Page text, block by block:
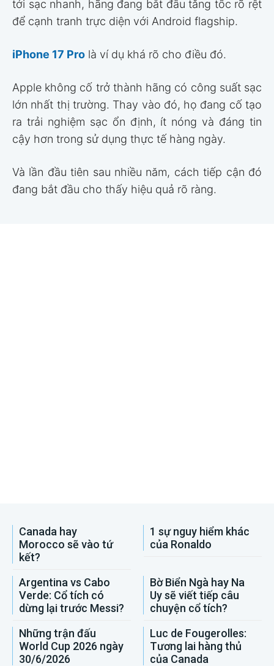
tới sạc nhanh, hãng đang bắt đầu tăng tốc rõ rệt
để cạnh tranh trực diện với Android flagship.
iPhone 17 Pro là ví dụ khá rõ cho điều đó.
Apple không cố trở thành hãng có công suất sạc
lớn nhất thị trường. Thay vào đó, họ đang cố tạo
ra trải nghiệm sạc ổn định, ít nóng và đáng tin
cậy hơn trong sử dụng thực tế hàng ngày.
Và lần đầu tiên sau nhiều năm, cách tiếp cận đó
đang bắt đầu cho thấy hiệu quả rõ ràng.
Canada hay
Morocco sẽ vào tứ
kết?
1 sự nguy hiểm khác
của Ronaldo
Argentina vs Cabo
Verde: Cổ tích có
dừng lại trước Messi?
Bờ Biển Ngà hay Na
Uy sẽ viết tiếp câu
chuyện cổ tích?
Những trận đấu
World Cup 2026 ngày
30/6/2026
Luc de Fougerolles:
Tương lai hàng thủ
của Canada